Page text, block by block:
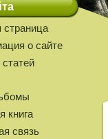
страница
о сайте
статей
книга
связь